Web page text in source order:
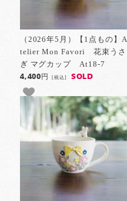
（2026年5月）【1点もの】A
telier Mon Favori 花束うさ
ぎ マグカップ At18-7
4,400円[税込] SOLD